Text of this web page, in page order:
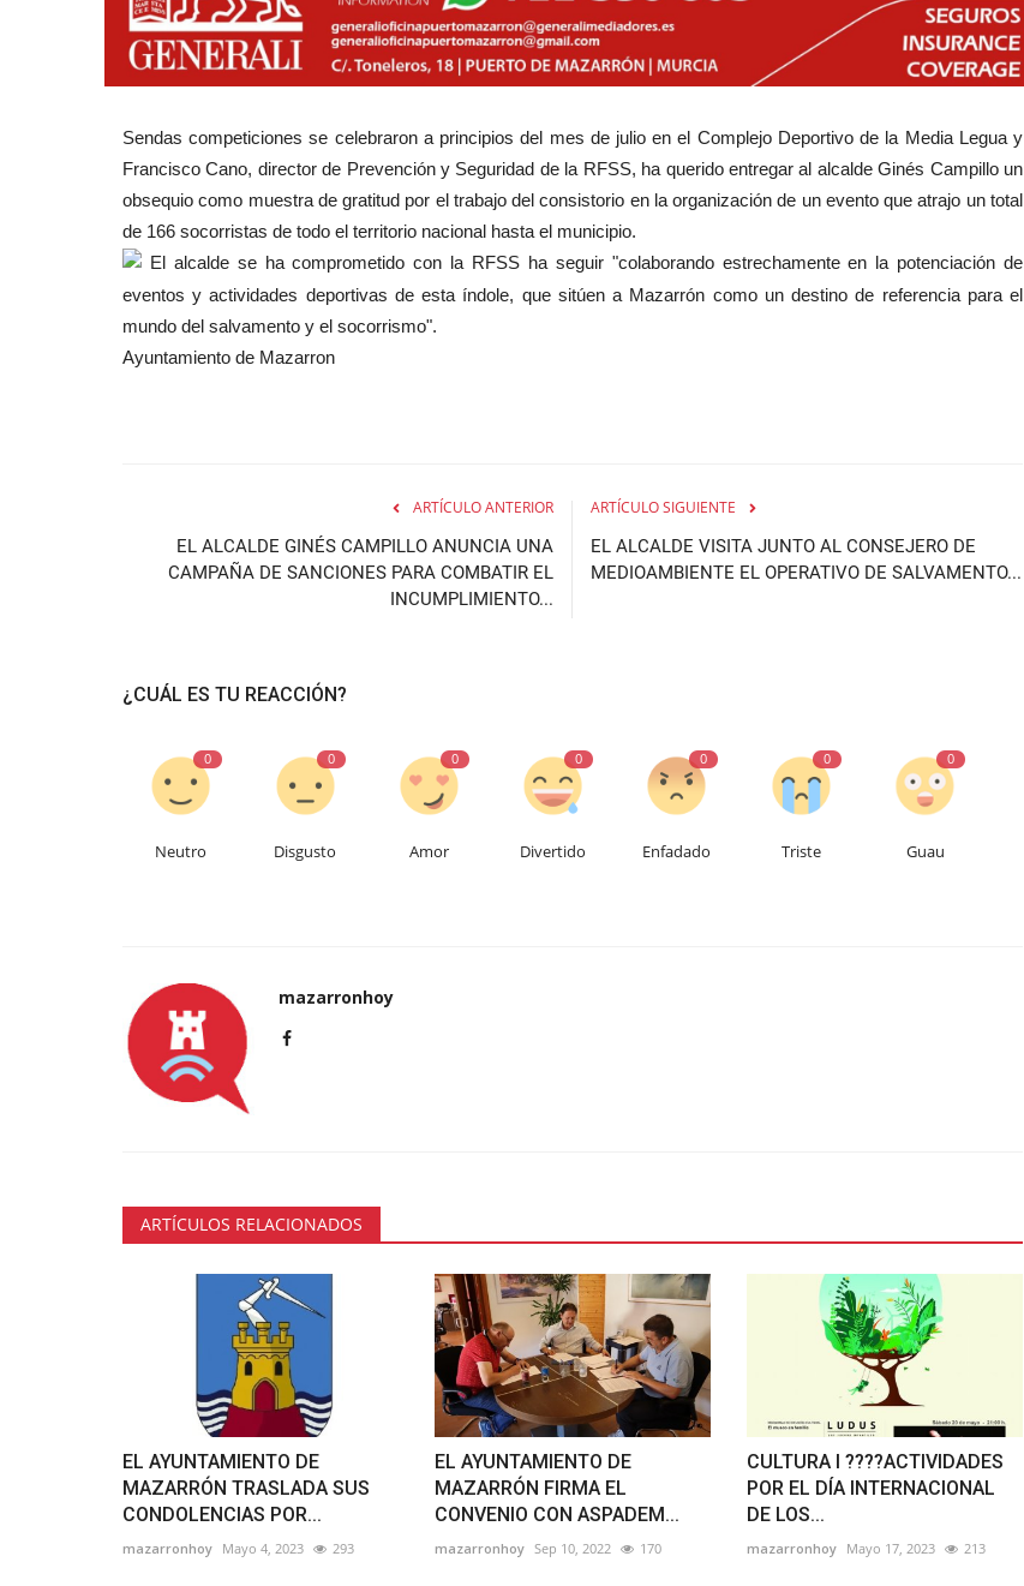
Sendas competiciones se celebraron a principios del mes de julio en el Complejo Deportivo de la Media Legua y
Francisco Cano, director de Prevención y Seguridad de la RFSS, ha querido entregar al alcalde Ginés Campillo un
obsequio como muestra de gratitud por el trabajo delconsistorio en la organización de un evento que atrajo un total
de 166 socorristas de todo el territorio nacional hasta el municipio.
El alcalde se ha comprometido con la RFSS ha seguir "colaborando estrechamente en la potenciación de
eventos y actividades deportivas de esta índole, que sitúen a Mazarrón como un destino de referencia para el
mundo del salvamento y el socorrismo".
Ayuntamiento de Mazarron
ARTÍCULO ANTERIOR
EL ALCALDE GINÉS CAMPILLO ANUNCIA UNA
CAMPAÑA DE SANCIONES PARA COMBATIR EL
INCUMPLIMIENTO...
ARTÍCULO SIGUIENTE
EL ALCALDE VISITA JUNTO AL CONSEJERO DE
MEDIOAMBIENTE EL OPERATIVO DE SALVAMENTO...
¿CUÁL ES TU REACCIÓN?
0
Neutro
0
Disgusto
0
Amor
0
Divertido
0
Enfadado
0
Triste
0
Guau
mazarronhoy
ARTÍCULOS RELACIONADOS
EL AYUNTAMIENTO DE
MAZARRÓN TRASLADA SUS
CONDOLENCIAS POR...
mazarronhoy Mayo 4, 2023 293
EL AYUNTAMIENTO DE
MAZARRÓN FIRMA EL
CONVENIO CON ASPADEM...
mazarronhoy Sep 10, 2022 170
CULTURA I ????ACTIVIDADES
POR EL DÍA INTERNACIONAL
DE LOS...
mazarronhoy Mayo 17, 2023 213